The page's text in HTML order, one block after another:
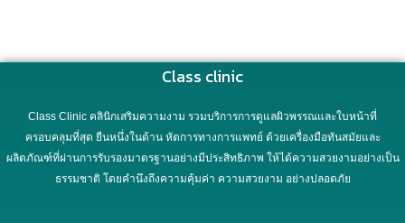
Class clinic
Class Clinic คลินิกเสริมความงาม รวมบริการการดูแลผิวพรรณและใบหน้าที่
ครอบคลุมที่สุด ยืนหนึ่งในด้าน หัตการทางการแพทย์ ด้วยเครื่องมือทันสมัยและ
ผลิตภัณฑ์ที่ผ่านการรับรองมาตรฐานอย่างมีประสิทธิภาพ ให้ได้ความสวยงามอย่างเป็น
ธรรมชาติ โดยคำนึงถึงความคุ้มค่า ความสวยงาม อย่างปลอดภัย